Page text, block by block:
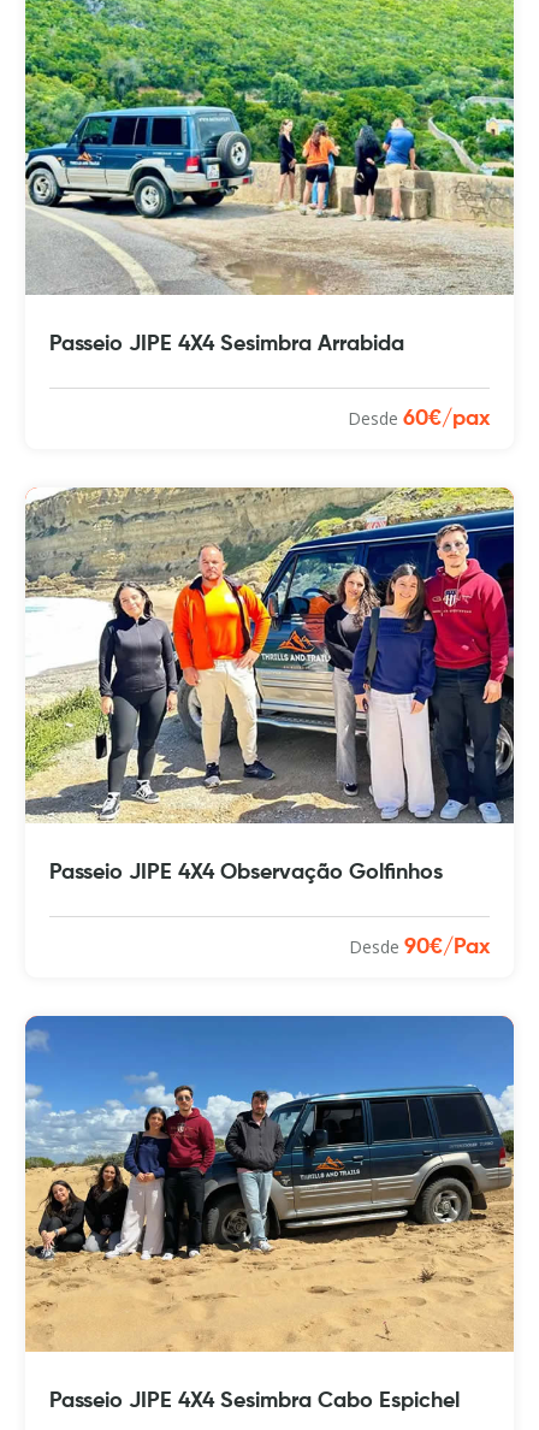
Passeio JIPE 4X4 Sesimbra Arrabida
Desde 60€/pax
Passeio JIPE 4X4 Observação Golfinhos
Desde 90€/Pax
Passeio JIPE 4X4 Sesimbra Cabo Espichel